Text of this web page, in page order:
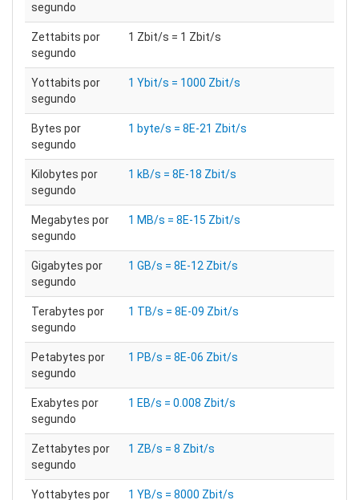
segundo
Zettabits por
segundo
1 Zbit/s = 1 Zbit/s
Yottabits por
segundo
1 Ybit/s = 1000 Zbit/s
Bytes por
segundo
1 byte/s = 8E-21 Zbit/s
Kilobytes por
segundo
1 kB/s = 8E-18 Zbit/s
Megabytes por
segundo
1 MB/s = 8E-15 Zbit/s
Gigabytes por
segundo
1 GB/s = 8E-12 Zbit/s
Terabytes por
segundo
1 TB/s = 8E-09 Zbit/s
Petabytes por
segundo
1 PB/s = 8E-06 Zbit/s
Exabytes por
segundo
1 EB/s = 0.008 Zbit/s
Zettabytes por
segundo
1 ZB/s = 8 Zbit/s
Yottabytes por
1 YB/s = 8000 Zbit/s